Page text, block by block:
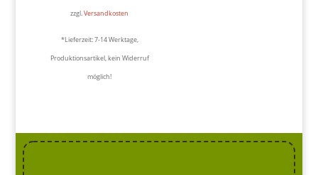
zzgl.Versandkosten
*Lieferzeit:7-14 Werktage,
Produktionsartikel, kein Widerruf
möglich!